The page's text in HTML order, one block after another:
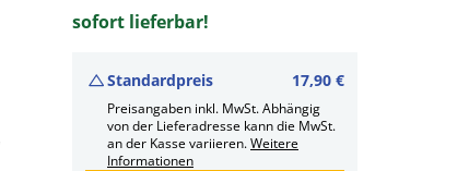
sofort lieferbar!
Standardpreis 17,90 €
Preisangaben inkl. MwSt. Abhängig
von der Lieferadresse kann die MwSt.
an der Kasse variieren.Weitere
Informationen